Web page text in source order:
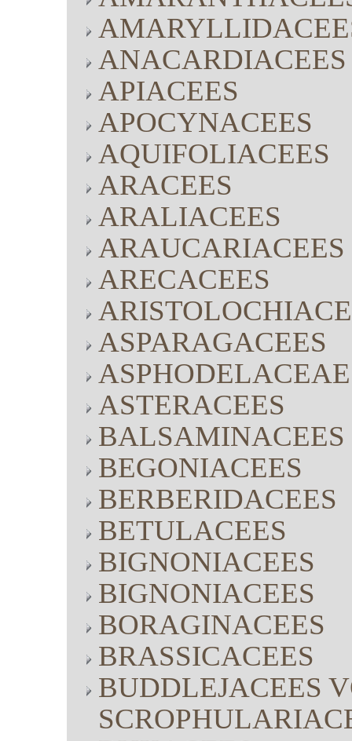
ANACARDIACEES
APIACEES
APOCYNACEES
AQUIFOLIACEES
ARACEES
ARALIACEES
ARAUCARIACEES
ARECACEES
ASPARAGACEES
ASPHODELACEAE
ASTERACEES
BALSAMINACEES
BEGONIACEES
BERBERIDACEES
BETULACEES
BIGNONIACEES
BIGNONIACEES
BORAGINACEES
BRASSICACEES
BUDDLEJACEES